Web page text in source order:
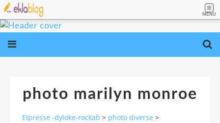
MENU
photo marilyn monroe
Elpresse -dyloke-rockab > photo diverse >